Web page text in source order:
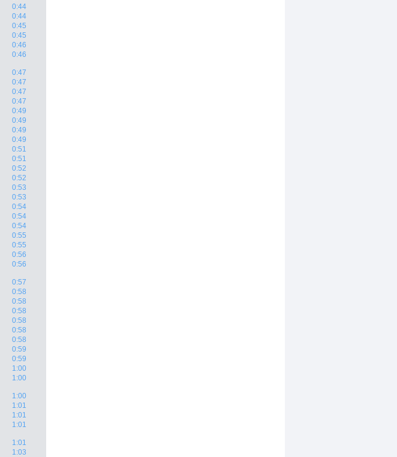
0:44
0:44
0:45
0:45
0:46
0:46
0:47
0:47
0:47
0:47
0:49
0:49
0:49
0:49
0:51
0:51
0:52
0:52
0:53
0:53
0:54
0:54
0:54
0:55
0:55
0:56
0:56
0:57
0:58
0:58
0:58
0:58
0:58
0:58
0:59
0:59
1:00
1:00
1:00
1:01
1:01
1:01
1:01
1:03